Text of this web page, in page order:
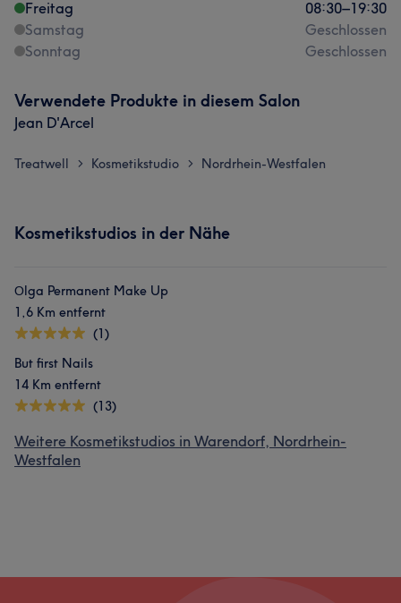
Freitag
08:30–19:30
Samstag
Geschlossen
Sonntag
Geschlossen
Verwendete Produkte in diesem Salon
Jean D'Arcel
Treatwell > Kosmetikstudio > Nordrhein-Westfalen
Kosmetikstudios in der Nähe
Оlga Permanent Make Up
1,6 Km entfernt
(1)
But first Nails
14 Km entfernt
(13)
Weitere Kosmetikstudios in Warendorf, Nordrhein-
Westfalen